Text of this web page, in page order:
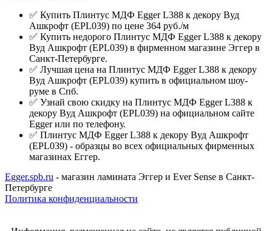
✅ Купить Плинтус МДФ Egger L388 к декору Вуд
Ашкрофт (EPL039) по цене 364 руб./м
✅ Купить недорого Плинтус МДФ Egger L388 к декору
Вуд Ашкрофт (EPL039) в фирменном магазине Эггер в
Санкт-Петербурге.
✅ Лучшая цена на Плинтус МДФ Egger L388 к декору
Вуд Ашкрофт (EPL039) купить в официальном шоу-
руме в Спб.
✅ Узнай свою скидку на Плинтус МДФ Egger L388 к
декору Вуд Ашкрофт (EPL039) на официальном сайте
Egger или по телефону.
✅ Плинтус МДФ Egger L388 к декору Вуд Ашкрофт
(EPL039) - образцы во всех официальных фирменных
магазинах Еггер.
Egger.spb.ru - магазин ламината Эггер и Ever Sense в Санкт-
Петербурге
Политика конфиденциальности